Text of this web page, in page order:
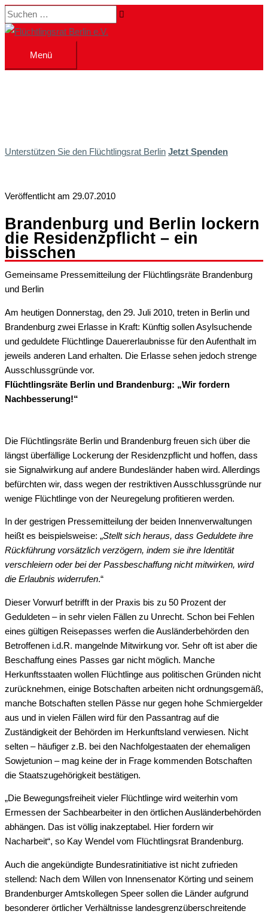
Zum
Inhalt
Suchen …
Menü
Menü
Unterstützen Sie den Flüchtlingsrat Berlin Jetzt Spenden
Veröffentlicht am 29.07.2010
Brandenburg und Berlin lockern
die Residenzpflicht – ein
bisschen
Gemeinsame Pressemitteilung der Flüchtlingsräte Brandenburg
und Berlin
Am heutigen Donnerstag, den 29. Juli 2010, treten in Berlin und
Brandenburg zwei Erlasse in Kraft: Künftig sollen Asylsuchende
und geduldete Flüchtlinge Dauererlaubnisse für den Aufenthalt im
jeweils anderen Land erhalten. Die Erlasse sehen jedoch strenge
Ausschlussgründe vor.
Flüchtlingsräte Berlin und Brandenburg: „Wir fordern
Nachbesserung!“
Die Flüchtlingsräte Berlin und Brandenburg freuen sich über die
längst überfällige Lockerung der Residenzpflicht und hoffen, dass
sie Signalwirkung auf andere Bundesländer haben wird. Allerdings
befürchten wir, dass wegen der restriktiven Ausschlussgründe nur
wenige Flüchtlinge von der Neuregelung profitieren werden.
In der gestrigen Pressemitteilung der beiden Innenverwaltungen
heißt es beispielsweise: „Stellt sich heraus, dass Geduldete ihre
Rückführung vorsätzlich verzögern, indem sie ihre Identität
verschleiern oder bei der Passbeschaffung nicht mitwirken, wird
die Erlaubnis widerrufen.“
Dieser Vorwurf betrifft in der Praxis bis zu 50 Prozent der
Geduldeten – in sehr vielen Fällen zu Unrecht. Schon bei Fehlen
eines gültigen Reisepasses werfen die Ausländerbehörden den
Betroffenen i.d.R. mangelnde Mitwirkung vor. Sehr oft ist aber die
Beschaffung eines Passes gar nicht möglich. Manche
Herkunftsstaaten wollen Flüchtlinge aus politischen Gründen nicht
zurücknehmen, einige Botschaften arbeiten nicht ordnungsgemäß,
manche Botschaften stellen Pässe nur gegen hohe Schmiergelder
aus und in vielen Fällen wird für den Passantrag auf die
Zuständigkeit der Behörden im Herkunftsland verwiesen. Nicht
selten – häufiger z.B. bei den Nachfolgestaaten der ehemaligen
Sowjetunion – mag keine der in Frage kommenden Botschaften
die Staatszugehörigkeit bestätigen.
„Die Bewegungsfreiheit vieler Flüchtlinge wird weiterhin vom
Ermessen der Sachbearbeiter in den örtlichen Ausländerbehörden
abhängen. Das ist völlig inakzeptabel. Hier fordern wir
Nacharbeit“, so Kay Wendel vom Flüchtlingsrat Brandenburg.
Auch die angekündigte Bundesratinitiative ist nicht zufrieden
stellend: Nach dem Willen von Innensenator Körting und seinem
Brandenburger Amtskollegen Speer sollen die Länder aufgrund
besonderer örtlicher Verhältnisse landesgrenzüberschreitende